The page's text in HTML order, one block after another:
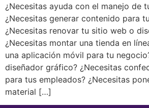
¿Necesitas ayuda con el manejo de
¿Necesitas generar contenido para
¿Necesitas renovar tu sitio web o
¿Necesitas montar una tienda en
una aplicación móvil para tu
diseñador gráfico? ¿Necesitas
para tus empleados? ¿Necesitas
material […]